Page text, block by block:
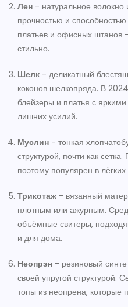
Лен - натуральное
прочностью и
платьев и офисных штанов
стильно.
Шелк - деликатный
коконов шелкопряда. В
блейзеры и платья с
лишних усилий.
Муслин - тонкая
структурой, почти как сетка.
поэтому популярен в
Трикотаж - вязанный
плотным или ажурным.
объёмные свитеры,
и для дома.
Неопрэн - резиновый
своей упругой структурой.
топы из неопрена, которые